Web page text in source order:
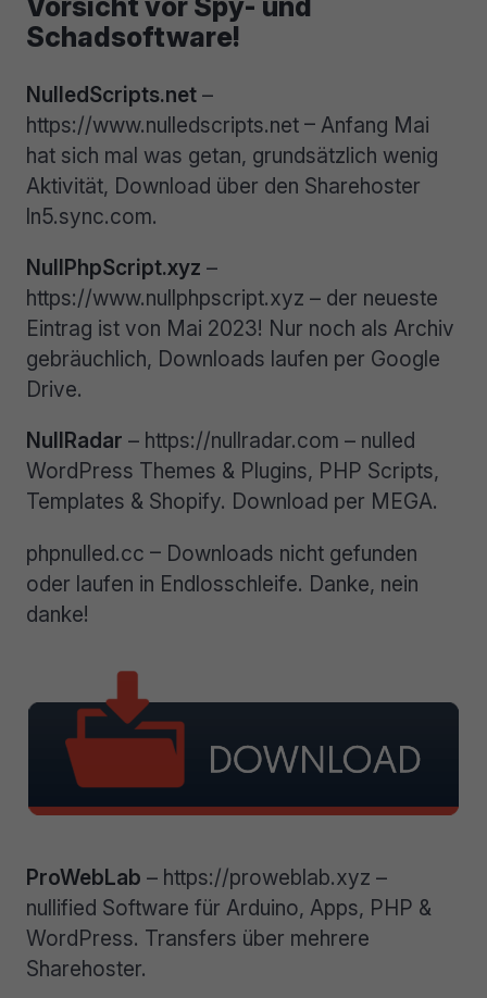
Vorsicht vor Spy- und
Schadsoftware!
NulledScripts.net –
https://www.nulledscripts.net – Anfang Mai
hat sich mal was getan, grundsätzlich wenig
Aktivität, Download über den Sharehoster
ln5.sync.com.
NullPhpScript.xyz –
https://www.nullphpscript.xyz – der neueste
Eintrag ist von Mai 2023! Nur noch als Archiv
gebräuchlich, Downloads laufen per Google
Drive.
NullRadar – https://nullradar.com – nulled
WordPress Themes & Plugins, PHP Scripts,
Templates & Shopify. Download per MEGA.
phpnulled.cc – Downloads nicht gefunden
oder laufen in Endlosschleife. Danke, nein
danke!
ProWebLab – https://proweblab.xyz –
nullified Software für Arduino, Apps, PHP &
WordPress. Transfers über mehrere
Sharehoster.